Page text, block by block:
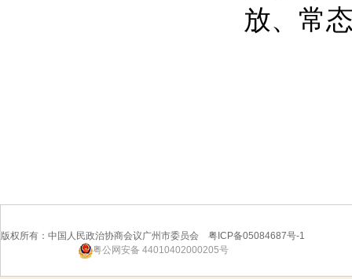
放、常
版权所有：中国人民政治协商会议广州市委员会 粤ICP备05084687号-1
粤公网安备 44010402000205号